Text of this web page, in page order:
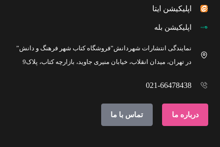
اپلیکیشن ایتا
اپلیکیشن بله
نمایندگی انتشارات شهردانش”فروشگاه کتاب شهر فرهنگ و دانش”
در تهران، میدان انقلاب، خیابان منیری جاوید، بازارچه کتاب، پلاک9
021-66478438
درباره ما تماس با ما